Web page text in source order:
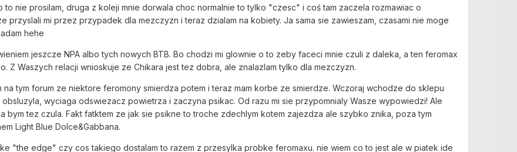
to nie prosilam, druga z koleji mnie dorwala choc normalnie to tylko "czesc" i coś tam zaczela rozmawiac o
przyslali mi przez przypadek dla mezczyzn i teraz dzialam na kobiety. Ja sama sie zawieszam, czasami nie moge
hehe
jeszcze NPA albo tych nowych BTB. Bo chodzi mi glownie o to zeby faceci mnie czuli z daleka, a ten feromax
Z Waszych relacji wnioskuje ze Chikara jest tez dobra, ale znalazlam tylko dla mezczyzn.
na tym forum ze niektore feromony smierdza potem i teraz mam korbe ze smierdze. Wczoraj wchodze do sklepu
wyciaga odswiezacz powietrza i zaczyna psikac. Od razu mi sie przypomnialy Wasze wypowiedzi! Ale
bym tez czula. Fakt fatktem ze jak sie psikne to troche zdechlym kotem zajezdza ale szybko znika, poza tym
Light Blue Dolce&Gabbana.
"the edge" czy cos takiego dostalam to razem z przesylka probke feromaxu. nie wiem co to jest ale w piatek ide